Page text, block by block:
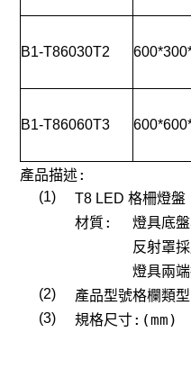
B1-T86030T2
B1-T86060T3
產品描述:
(1) T8 LED格柵燈盤
材質:
燈具底
反射罩
燈具兩
(2) 產品型號格欄類
(3) 規格尺寸:(mm)